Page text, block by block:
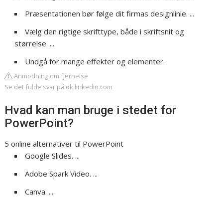
Præsentationen bør følge dit firmas designlinie. ...
Vælg den rigtige skrifttype, både i skriftsnit og
størrelse. ...
Undgå for mange effekter og elementer.
Anmodning om fjernelse
Se det fulde svar på dk.linkedin.com
Hvad kan man bruge i stedet for
PowerPoint?
5 online alternativer til PowerPoint
Google Slides. ...
Adobe Spark Video. ...
Canva. ...